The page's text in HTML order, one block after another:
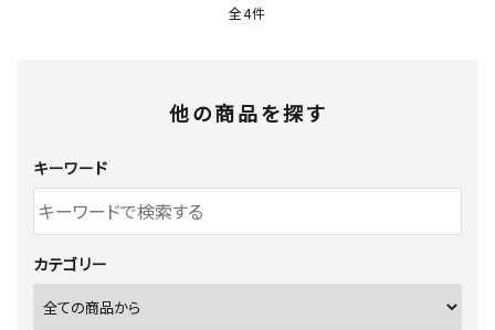
全4件
他の商品を探す
キーワード
カテゴリー